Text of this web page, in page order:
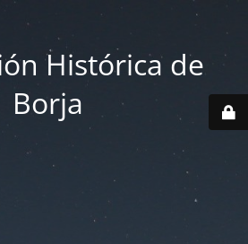
Histórica de
Borja